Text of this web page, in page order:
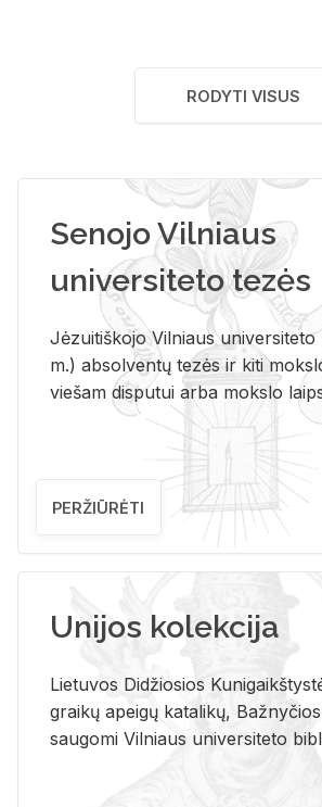
RODYTI VISUS
Senojo Vilniaus
universiteto tezės
Jėzuitiškojo Vilniaus universiteto
m.) absolventų tezės ir kiti
viešam disputui arba mokslo
PERŽIŪRĖTI
Unijos kolekcija
Lietuvos Didžiosios
graikų apeigų katalikų,
saugomi Vilniaus universiteto